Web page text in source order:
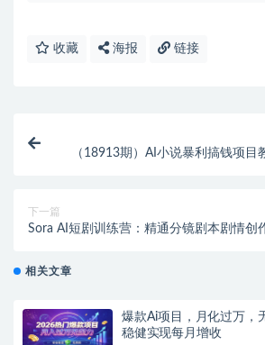
收藏 海报 链接
（18913期）AI小说暴利搞钱项目
下一篇
Sora AI短剧训练营：精通分镜剧本剧情创
相关文章
爆款Ai项目，月化过万，
稳健实现每月增收